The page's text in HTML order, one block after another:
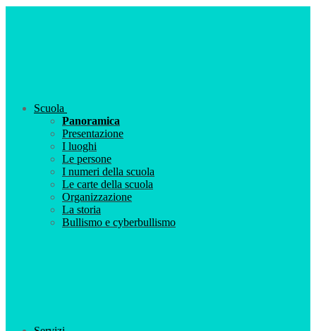
Scuola
Panoramica
Presentazione
I luoghi
Le persone
I numeri della scuola
Le carte della scuola
Organizzazione
La storia
Bullismo e cyberbullismo